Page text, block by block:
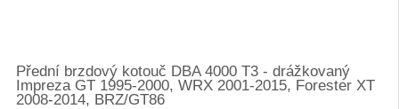
Přední brzdový kotouč DBA 4000 T3 - drážkovaný
Impreza GT 1995-2000, WRX 2001-2015, Forester XT
2008-2014, BRZ/GT86